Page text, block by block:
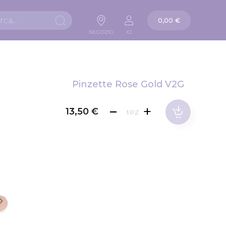
NEGOZIO IO
La mia carta
0,00 €
Pinzette Rose Gold V2G
13,50 € PZ